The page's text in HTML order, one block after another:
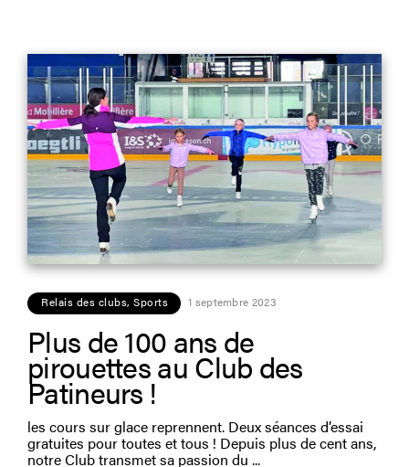
Relais des clubs, Sports 1 septembre 2023
Plus de 100 ans de
pirouettes au Club des
Patineurs !
les cours sur glace reprennent. Deux séances d’essai
gratuites pour toutes et tous ! Depuis plus de cent ans,
notre Club transmet sa passion du